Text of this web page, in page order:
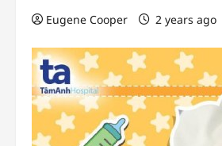
Eugene Cooper 2 years ago